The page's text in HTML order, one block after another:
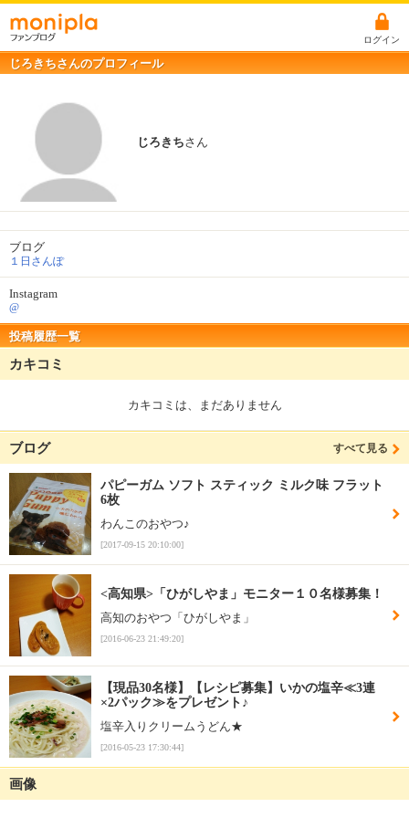
ログイン
じろきちさんのプロフィール
じろきちさん
ブログ
１日さんぽ
Instagram
@
投稿履歴一覧
カキコミ
カキコミは、まだありません
ブログ すべて見る
パピーガム ソフト スティック ミルク味 フラット
6枚
わんこのおやつ♪
[2017-09-15 20:10:00]
<高知県>「ひがしやま」モニター１０名様募集！
高知のおやつ「ひがしやま」
[2016-06-23 21:49:20]
【現品30名様】【レシピ募集】いかの塩辛≪3連
×2パック≫をプレゼント♪
塩辛入りクリームうどん★
[2016-05-23 17:30:44]
画像